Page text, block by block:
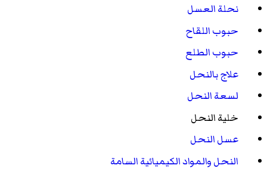
نحلة العسل
حبوب اللقاح
حبوب الطلع
علاج بالنحل
لسعة النحل
خلية النحل
عسل النحل
النحل والمواد الكيميائية السامة